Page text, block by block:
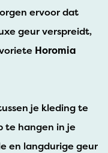
ervoor dat
geur verspreidt,
Horomia
je kleding te
te hangen in je
en langdurige geur